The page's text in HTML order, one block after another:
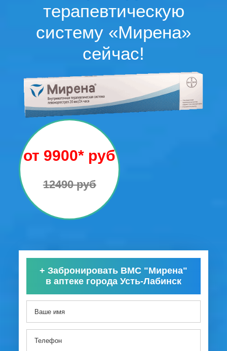
терапевтическую
систему «Мирена»
сейчас!
от 9900* руб
12490 руб
+ Забронировать ВМС "Мирена"
в аптеке города Усть-Лабинск